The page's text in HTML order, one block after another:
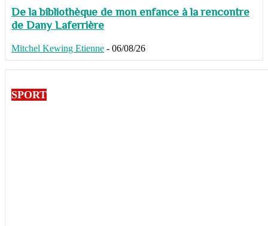
De la bibliothèque de mon enfance à la rencontre
de Dany Laferrière
Mitchel Kewing Etienne - 06/08/26
SPORT